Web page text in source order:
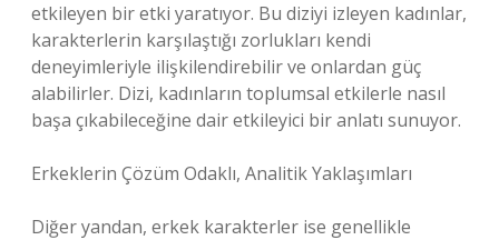
etkileyen bir etki yaratıyor. Bu diziyi izleyen kadınlar,
karakterlerin karşılaştığı zorlukları kendi
deneyimleriyle ilişkilendirebilir ve onlardan güç
alabilirler. Dizi, kadınların toplumsal etkilerle nasıl
başa çıkabileceğine dair etkileyici bir anlatı sunuyor.
Erkeklerin Çözüm Odaklı, Analitik Yaklaşımları
Diğer yandan, erkek karakterler ise genellikle